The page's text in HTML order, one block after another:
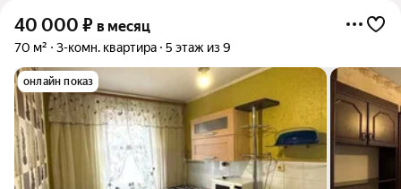
40 000 ₽ в месяц
70 м² 3-комн. квартира 5 этаж из 9
онлайн показ